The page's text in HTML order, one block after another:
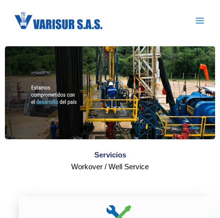
contenido
Servicios
Workover / Well Service